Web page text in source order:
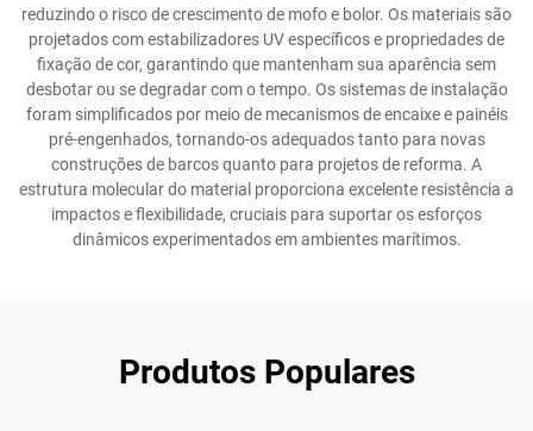
reduzindo o risco de crescimento de mofo e bolor. Os materiais são
projetados com estabilizadores UV específicos e propriedades de
fixação de cor, garantindo que mantenham sua aparência sem
desbotar ou se degradar com o tempo. Os sistemas de instalação
foram simplificados por meio de mecanismos de encaixe e painéis
pré-engenhados, tornando-os adequados tanto para novas
construções de barcos quanto para projetos de reforma. A
estrutura molecular do material proporciona excelente resistência a
impactos e flexibilidade, cruciais para suportar os esforços
dinâmicos experimentados em ambientes marítimos.
Produtos Populares